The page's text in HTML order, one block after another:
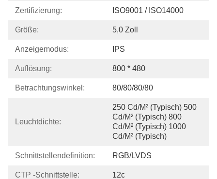
Zertifizierung: ISO9001 / ISO14000
Größe: 5,0 Zoll
Anzeigemodus: IPS
Auflösung: 800 * 480
Betrachtungswinkel: 80/80/80/80
Leuchtdichte:
250 Cd/m² (typisch) 500
Cd/m² (typisch) 800
Cd/m² (typisch) 1000
Cd/m² (typisch)
Schnittstellendefinition: RGB/LVDS
CTP -Schnittstelle: 12c